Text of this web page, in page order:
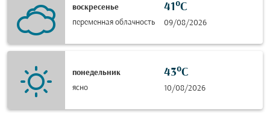
воскресенье
переменная облачность
41°C
09/08/2026
понедельник
ясно
43°C
10/08/2026